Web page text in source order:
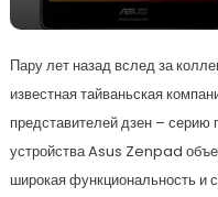
Пару лет назад вслед за
известная тайваньская
представителей дзен –
устройства Asus Zenpad
широкая функциональность и